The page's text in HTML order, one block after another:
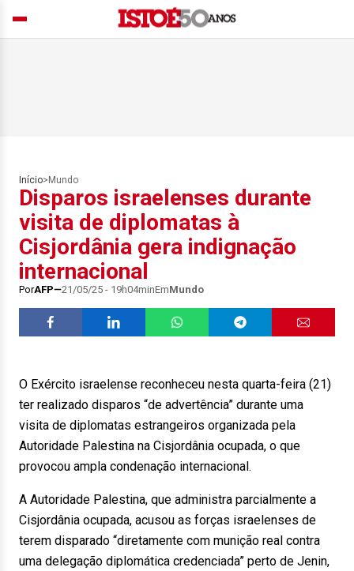
Início> Mundo
Disparos israelenses durante
visita de diplomatas à
Cisjordânia gera indignação
internacional
PorAFP 21/05/25 - 19h04minEmMundo
O Exército israelense reconheceu nesta quarta-feira (21)
ter realizado disparos “de advertência” durante uma
visita de diplomatas estrangeiros organizada pela
Autoridade Palestina na Cisjordânia ocupada, o que
provocou ampla condenação internacional.
A Autoridade Palestina, que administra parcialmente a
Cisjordânia ocupada, acusou as forças israelenses de
terem disparado “diretamente com munição real contra
uma delegação diplomática credenciada” perto de Jenin,